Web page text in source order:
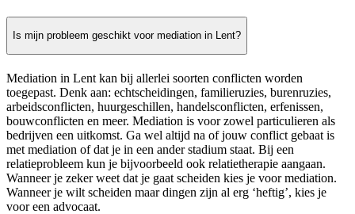
Is mijn probleem geschikt voor mediation in Lent?
Mediation in Lent kan bij allerlei soorten conflicten worden
toegepast. Denk aan: echtscheidingen, familieruzies, burenruzies,
arbeidsconflicten, huurgeschillen, handelsconflicten, erfenissen,
bouwconflicten en meer. Mediation is voor zowel particulieren als
bedrijven een uitkomst. Ga wel altijd na of jouw conflict gebaat is
met mediation of dat je in een ander stadium staat. Bij een
relatieprobleem kun je bijvoorbeeld ook relatietherapie aangaan.
Wanneer je zeker weet dat je gaat scheiden kies je voor mediation.
Wanneer je wilt scheiden maar dingen zijn al erg ‘heftig’, kies je
voor een advocaat.